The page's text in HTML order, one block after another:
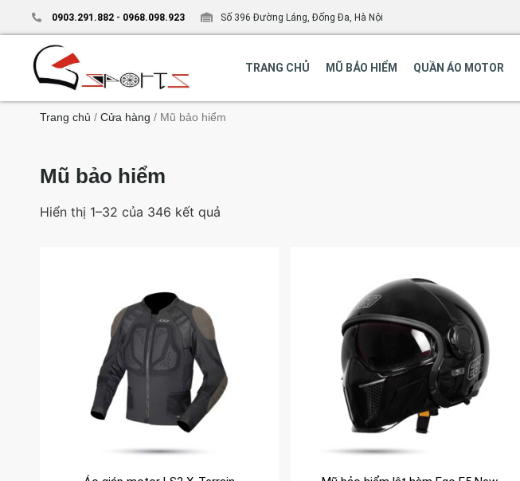
0903.291.882 - 0968.098.923 Số 396 Đường Láng, Đống Đa, Hà Nội
TRANG CHỦ MŨ BẢO HIỂM QUẦN ÁO MOTOR
Trang chủ / Cửa hàng / Mũ bảo hiểm
Mũ bảo hiểm
Hiển thị 1–32 của 346 kết quả